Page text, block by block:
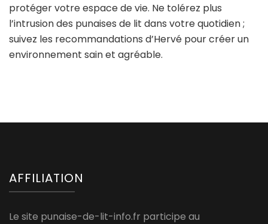
protéger votre espace de vie. Ne tolérez plus
l’intrusion des punaises de lit dans votre quotidien ;
suivez les recommandations d’Hervé pour créer un
environnement sain et agréable.
AFFILIATION
Le site punaise-de-lit-info.fr participe au